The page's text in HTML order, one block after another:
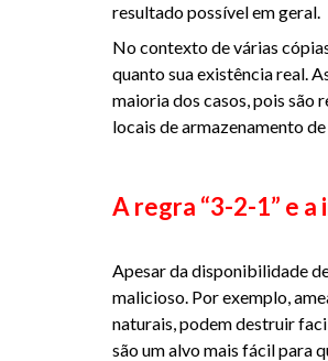
resultado possível em geral.
No contexto de várias
quanto sua existência real.
maioria dos casos, pois são
locais de armazenamento
A regra “3-2-1” e
Apesar da disponibilidade
malicioso. Por exemplo,
naturais, podem destruir
são um alvo mais fácil para